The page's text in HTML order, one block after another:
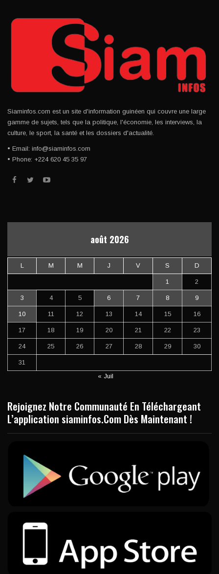
Siaminfos.com est un site d'information guinéen qui couvre une large
gamme de sujets, tels que la politique, l'économie, les interviews, la
culture, le sport, la santé et les dossiers d'actualité.
• Email: info@siaminfos.com
• Phone: +224 620 45 35 97
août 2026
L M M J V S D
1 2
3 4 5 6 7 8 9
10 11 12 13 14 15 16
17 18 19 20 21 22 23
24 25 26 27 28 29 30
31
« Juil
Rejoignez Notre Communauté En Téléchargeant
L’application siaminfos.Com Dès Maintenant !